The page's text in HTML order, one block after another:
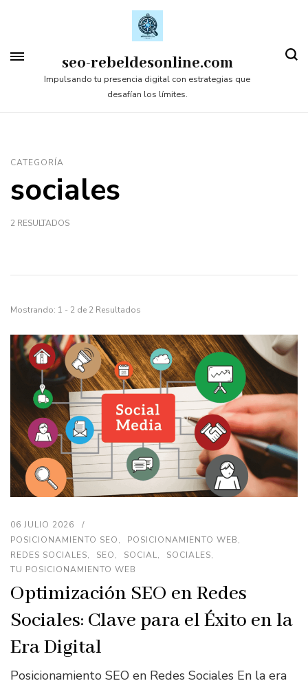
contenido
(presiona
seo-rebeldesonline.com
Impulsando tu presencia digital con estrategias que
desafían los límites.
CATEGORÍA
sociales
2 RESULTADOS
Mostrando: 1 - 2 de 2 Resultados
06 JULIO 2026
POSICIONAMIENTO SEO
POSICIONAMIENTO WEB
REDES SOCIALES
SEO SOCIAL
SOCIALES
TU POSICIONAMIENTO WEB
Optimización SEO en Redes
Sociales: Clave para el Éxito en la
Era Digital
Posicionamiento SEO en Redes Sociales En la era